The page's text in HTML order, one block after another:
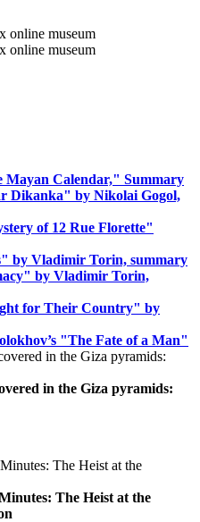
Mayan Calendar," Summary
Dikanka" by Nikolai Gogol,
of 12 Rue Florette"
by Vladimir Torin, summary
by Vladimir Torin,
for Their Country" by
"The Fate of a Man"
in the Giza pyramids:
The Heist at the